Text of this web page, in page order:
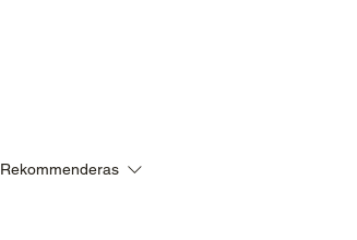
Rekommenderas